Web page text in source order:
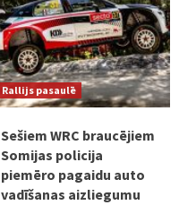
Rallijs pasaulē
Sešiem WRC braucējiem
Somijas policija
piemēro pagaidu auto
vadīšanas aizliegumu